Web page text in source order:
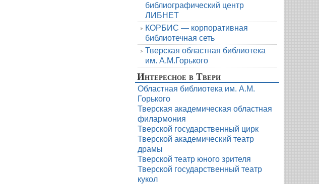
библиографический центр
ЛИБНЕТ
КОРБИС — корпоративная
библиотечная сеть
Тверская областная библиотека
им. А.М.Горького
Интересное в Твери
Областная библиотека им. А.М.
Горького
Тверская академическая областная
филармония
Тверской государственный цирк
Тверской академический театр
драмы
Тверской театр юного зрителя
Тверской государственный театр
кукол